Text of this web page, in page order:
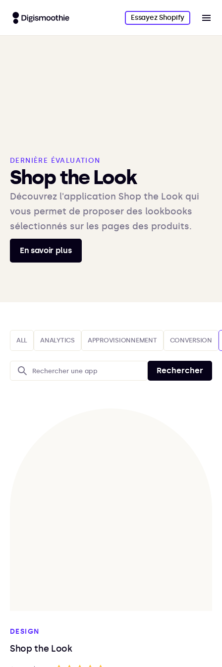
Essayez Shopify
DERNIÈRE ÉVALUATION
Shop the Look
Découvrez l'application Shop the Look qui
vous permet de proposer des lookbooks
sélectionnés sur les pages des produits.
En savoir plus
ALL ANALYTICS APPROVISIONNEMENT CONVERSION
DESIGN
Shop the Look